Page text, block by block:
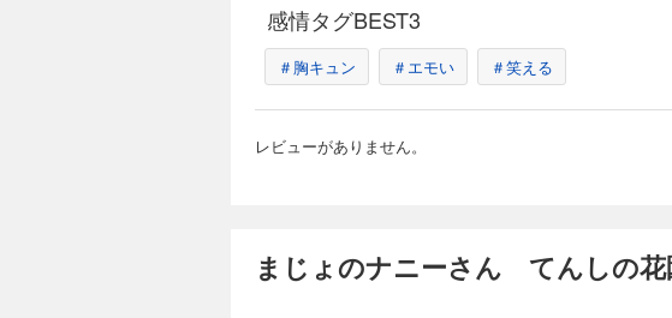
感情タグBEST3
＃胸キュン ＃エモい ＃笑える
レビューがありません。
まじょのナニーさん てんしの花